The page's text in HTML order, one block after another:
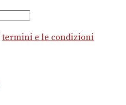
termini e le condizioni